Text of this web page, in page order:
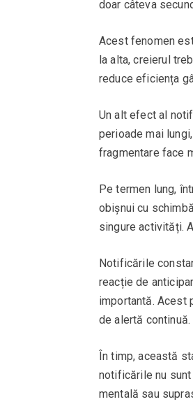
doar câteva
Acest fenomen
la alta, creierul
reduce eficiența
Un alt efect al
perioade mai
fragmentare face
Pe termen lung,
obișnui cu
singure activități.
Notificările
reacție de
importantă. Acest
de alertă continuă.
În timp, această
notificările nu
mentală sau